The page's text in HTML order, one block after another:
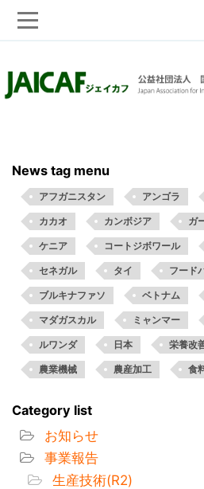
to
to
News tag menu
アフガニスタン アンゴラ
カカオ カンボジア ガ
ケニア コートジボワール
セネガル タイ フード
ブルキナファソ ベトナム
マダガスカル ミャンマー
ルワンダ 日本 栄養改
農業機械 農産加工 食
Category list
お知らせ
事業報告
生産技術(R2)